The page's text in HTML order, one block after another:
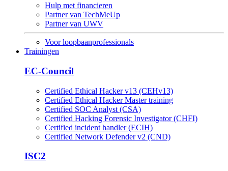
Hulp met financieren
Partner van TechMeUp
Partner van UWV
Voor loopbaanprofessionals
Trainingen
EC-Council
Certified Ethical Hacker v13 (CEHv13)
Certified Ethical Hacker Master training
Certified SOC Analyst (CSA)
Certified Hacking Forensic Investigator (CHFI)
Certified incident handler (ECIH)
Certified Network Defender v2 (CND)
ISC2